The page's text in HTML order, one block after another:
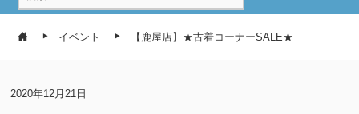
イベント 【鹿屋店】★古着コーナーSALE★
2020年12月21日